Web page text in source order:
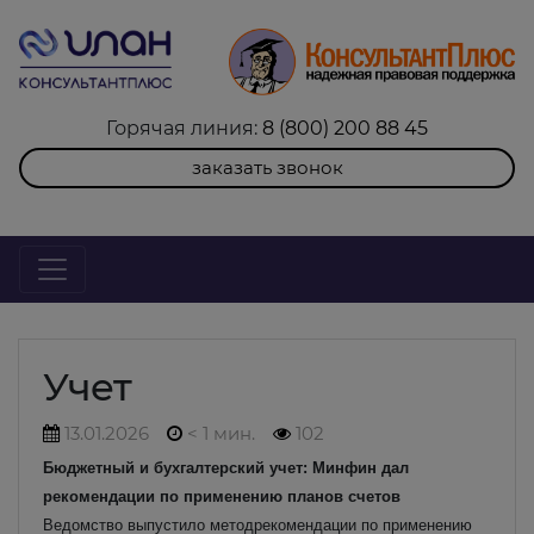
Горячая линия: 8 (800) 200 88 45
заказать звонок
Учет
13.01.2026 < 1 мин. 102
Бюджетный и бухгалтерский учет: Минфин дал
рекомендации по применению планов счетов
Ведомство выпустило методрекомендации по применению